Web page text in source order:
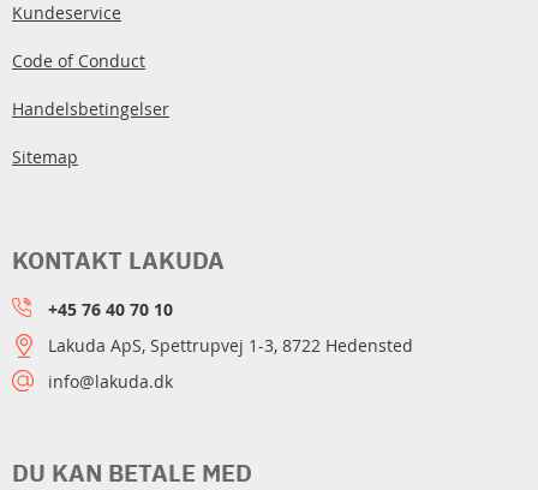
Kundeservice
Code of Conduct
Handelsbetingelser
Sitemap
DU KAN BETALE MED
KONTAKT LAKUDA
+45 76 40 70 10
Lakuda ApS, Spettrupvej 1-3, 8722 Hedensted
info@lakuda.dk